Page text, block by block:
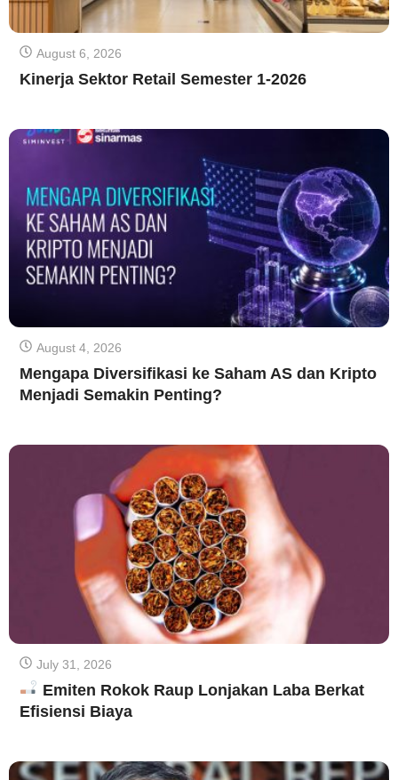
August 6, 2026
Kinerja Sektor Retail Semester 1-2026
August 4, 2026
Mengapa Diversifikasi ke Saham AS dan Kripto
Menjadi Semakin Penting?
July 31, 2026
Emiten Rokok Raup Lonjakan Laba Berkat
Efisiensi Biaya